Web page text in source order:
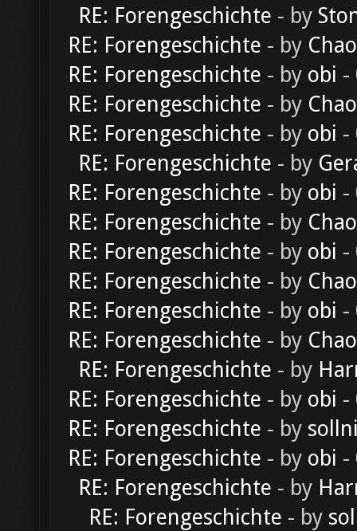
RE: Forengeschichte - by
RE: Forengeschichte - by
RE: Forengeschichte - by obi -
RE: Forengeschichte - by
RE: Forengeschichte - by obi -
RE: Forengeschichte - by
RE: Forengeschichte - by obi -
RE: Forengeschichte - by
RE: Forengeschichte - by obi -
RE: Forengeschichte - by
RE: Forengeschichte - by obi -
RE: Forengeschichte - by
RE: Forengeschichte - by
RE: Forengeschichte - by obi -
RE: Forengeschichte - by
RE: Forengeschichte - by obi -
RE: Forengeschichte - by
RE: Forengeschichte - by